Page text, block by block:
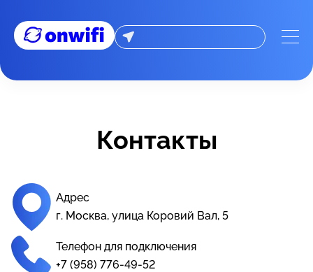
Контакты
Адрес
г. Москва, улица Коровий Вал, 5
Телефон для подключения
+7 (958) 776-49-52